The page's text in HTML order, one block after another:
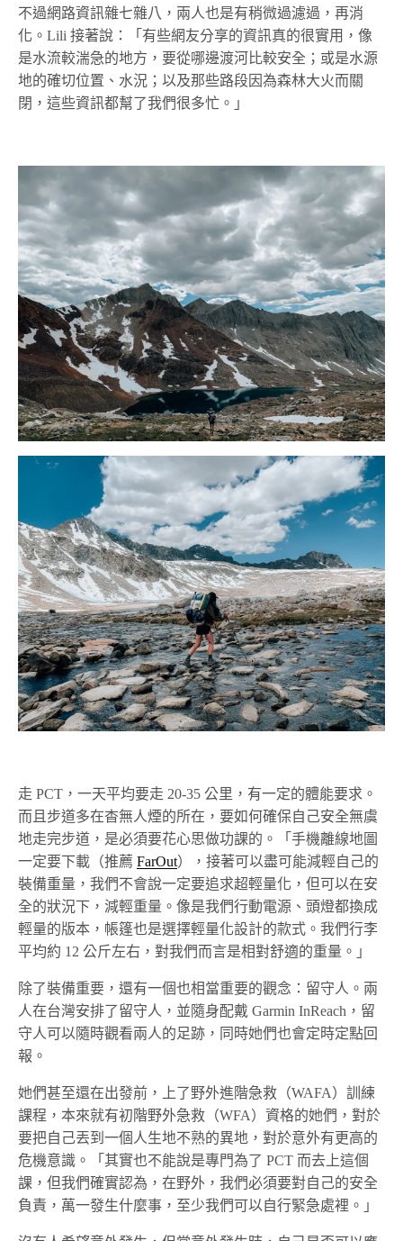
不過網路資訊雜七雜八，兩人也是有稍微過濾過，再消
化。Lili 接著說：「有些網友分享的資訊真的很實用，像
是水流較湍急的地方，要從哪邊渡河比較安全；或是水源
地的確切位置、水況；以及那些路段因為森林大火而關
閉，這些資訊都幫了我們很多忙。」
走 PCT，一天平均要走 20-35 公里，有一定的體能要求。
而且步道多在杳無人煙的所在，要如何確保自己安全無虞
地走完步道，是必須要花心思做功課的。「手機離線地圖
一定要下載（推薦FarOut），接著可以盡可能減輕自己的
裝備重量，我們不會說一定要追求超輕量化，但可以在安
全的狀況下，減輕重量。像是我們行動電源、頭燈都換成
輕量的版本，帳篷也是選擇輕量化設計的款式。我們行李
平均約 12 公斤左右，對我們而言是相對舒適的重量。」
除了裝備重要，還有一個也相當重要的觀念：留守人。兩
人在台灣安排了留守人，並隨身配戴 Garmin InReach，留
守人可以隨時觀看兩人的足跡，同時她們也會定時定點回
報。
她們甚至還在出發前，上了野外進階急救（WAFA）訓練
課程，本來就有初階野外急救（WFA）資格的她們，對於
要把自己丟到一個人生地不熟的異地，對於意外有更高的
危機意識。「其實也不能說是專門為了 PCT 而去上這個
課，但我們確實認為，在野外，我們必須要對自己的安全
負責，萬一發生什麼事，至少我們可以自行緊急處裡。」